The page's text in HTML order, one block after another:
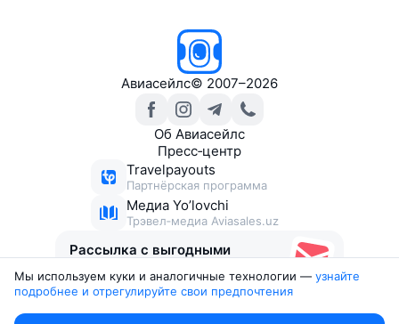
Авиасейлс© 2007–2026
Об Авиасейлс
Пресс‑центр
Travelpayouts
Партнёрская программа
Медиа Yo’lovchi
Трэвел‑медиа Aviasales.uz
Рассылка с выгодными
Мы используем куки и аналогичные технологии — узнайте
подробнее и отрегулируйте свои предпочтения